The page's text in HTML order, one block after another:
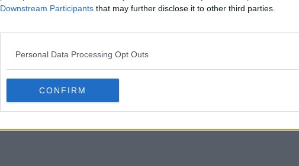
Downstream Participants that may further disclose it to other third parties.
Personal Data Processing Opt Outs
CONFIRM